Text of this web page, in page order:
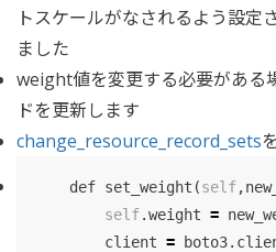
トスケールがなされるよう設定
ました
weight値を変更する必要がある
ドを更新します
change_resource_record_sets
def set_weight (self,
self.weight =
client = boto3.